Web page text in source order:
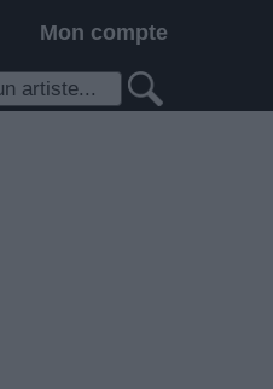
Mon compte